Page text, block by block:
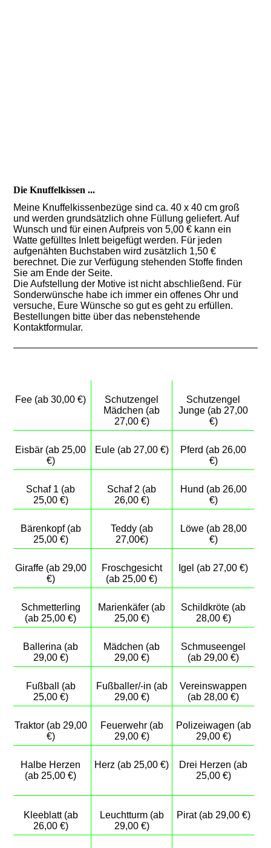
Die Knuffelkissen ...
Meine Knuffelkissenbezüge sind ca. 40 x 40 cm groß
und werden grundsätzlich ohne Füllung geliefert. Auf
Wunsch und für einen Aufpreis von 5,00 € kann ein
Watte gefülltes Inlett beigefügt werden. Für jeden
aufgenähten Buchstaben wird zusätzlich 1,50 €
berechnet. Die zur Verfügung stehenden Stoffe finden
Sie am Ende der Seite.
Die Aufstellung der Motive ist nicht abschließend. Für
Sonderwünsche habe ich immer ein offenes Ohr und
versuche, Eure Wünsche so gut es geht zu erfüllen.
Bestellungen bitte über das nebenstehende
Kontaktformular.
Fee (ab 30,00 €)
Schutzengel
Mädchen (ab
27,00 €)
Schutzengel
Junge (ab 27,00
€)
Eisbär (ab 25,00
€)
Eule (ab 27,00 €)
Pferd (ab 26,00
€)
Schaf 1 (ab
25,00 €)
Schaf 2 (ab
26,00 €)
Hund (ab 26,00
€)
Bärenkopf (ab
25,00 €)
Teddy (ab
27,00€)
Löwe (ab 28,00
€)
Giraffe (ab 29,00
€)
Froschgesicht
(ab 25,00 €)
Igel (ab 27,00 €)
Schmetterling
(ab 25,00 €)
Marienkäfer (ab
25,00 €)
Schildkröte (ab
28,00 €)
Ballerina (ab
29,00 €)
Mädchen (ab
29,00 €)
Schmuseengel
(ab 29,00 €)
Fußball (ab
25,00 €)
Fußballer/-in (ab
29,00 €)
Vereinswappen
(ab 28,00 €)
Traktor (ab 29,00
€)
Feuerwehr (ab
29,00 €)
Polizeiwagen (ab
29,00 €)
Halbe Herzen
(ab 25,00 €)
Herz (ab 25,00 €)
Drei Herzen (ab
25,00 €)
Kleeblatt (ab
26,00 €)
Leuchtturm (ab
29,00 €)
Pirat (ab 29,00 €)